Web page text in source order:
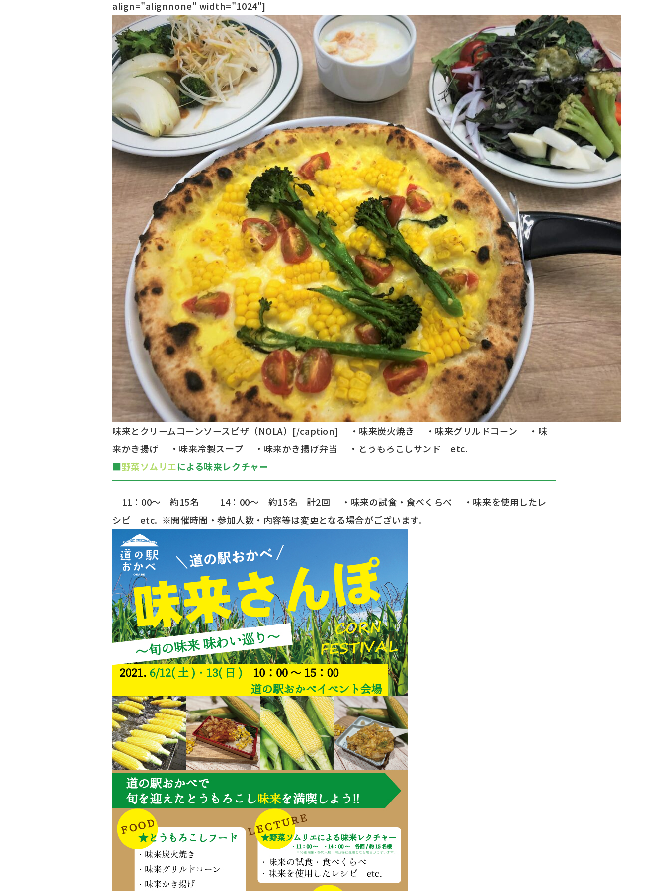
align="alignnone" width="1024"]
味来とクリームコーンソースピザ（NOLA）[/caption] ・味来炭火焼き ・味来グリルドコーン
・味
来かき揚げ
・味来冷製スープ ・味来かき揚げ弁当
・とうもろこしサンド etc.
■野菜ソムリエによる味来レクチャー
11：00～ 約15名 14：00～ 約15名 計2回 ・味来の試食・食べくらべ
・味来を使用したレ
シピ etc. ※開催時間・参加人数・内容等は変更となる場合がございます。